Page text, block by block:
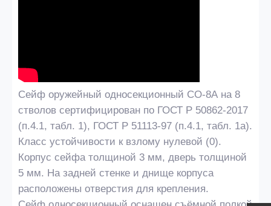
Сейф оружейный односекционный СО-8А на 8
стволов сертифицирован по ГОСТ Р 50862-2017
(п.4.1, табл. 1), ГОСТ Р 51113-97 (п.4.1, табл. 1а).
Класс устойчивости к взлому нулевой (0).
Корпус сейфа толщиной 3 мм, дверь толщиной
5 мм. На задней стенке и днище корпуса
расположены отверстия для крепления.